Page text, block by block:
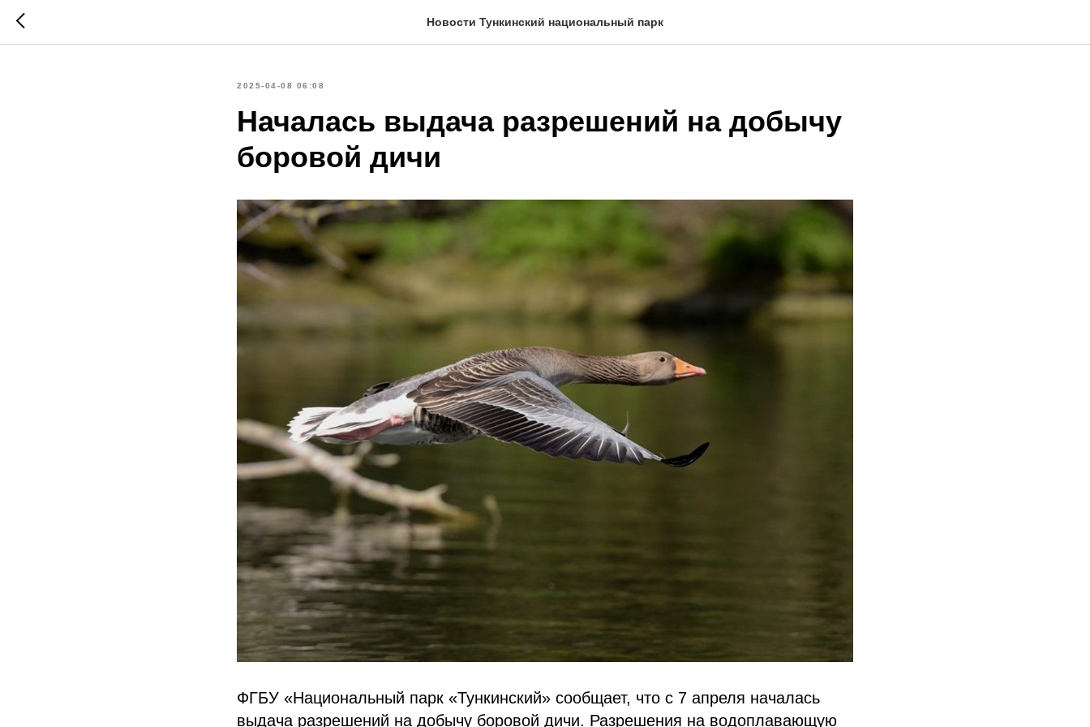
Новости Тункинский национальный парк
2025-04-08 06:08
Началась выдача разрешений на добычу
боровой дичи
ФГБУ «Национальный парк «Тункинский» сообщает, что с 7 апреля началась
выдача разрешений на добычу боровой дичи. Разрешения на водоплавающую